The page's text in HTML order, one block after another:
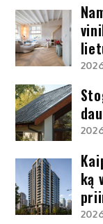
ką